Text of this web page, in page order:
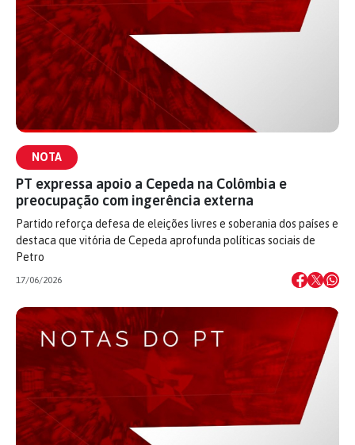
NOTA
PT expressa apoio a Cepeda na Colômbia e
preocupação com ingerência externa
Partido reforça defesa de eleições livres e soberania dos países e
destaca que vitória de Cepeda aprofunda políticas sociais de
Petro
17/06/2026